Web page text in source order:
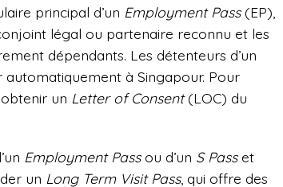
principal d’un Employment Pass(EP),
légal ou partenaire reconnu et les
dépendants. Les détenteurs d’un
à Singapour. Pour
un Letter of Consent(LOC) du
Employment Passou d’un S Passet
un Long Term Visit Pass, qui offre des